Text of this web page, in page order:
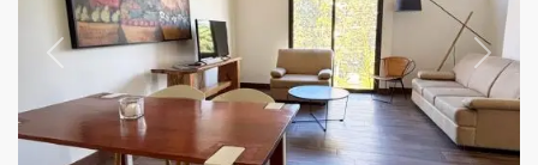
Next